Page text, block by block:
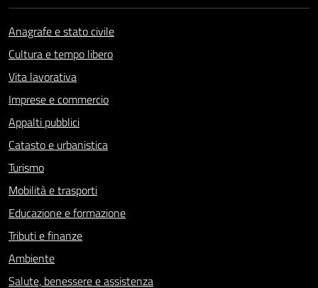
Anagrafe e stato civile
Cultura e tempo libero
Vita lavorativa
Imprese e commercio
Appalti pubblici
Catasto e urbanistica
Turismo
Mobilità e trasporti
Educazione e formazione
Tributi e finanze
Ambiente
Salute, benessere e assistenza